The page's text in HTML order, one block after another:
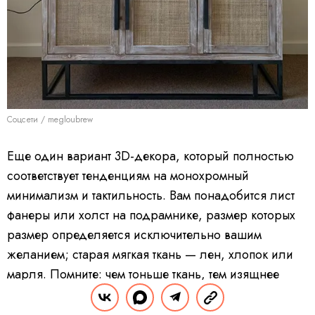
Соцсети / megloubrew
Еще один вариант 3D-декора, который полностью
соответствует тенденциям на монохромный
минимализм и тактильность. Вам понадобится лист
фанеры или холст на подрамнике, размер которых
размер определяется исключительно вашим
желанием; старая мягкая ткань — лен, хлопок или
марля. Помните: чем тоньше ткань, тем изящнее
получатся складки на панно. Для фиксации